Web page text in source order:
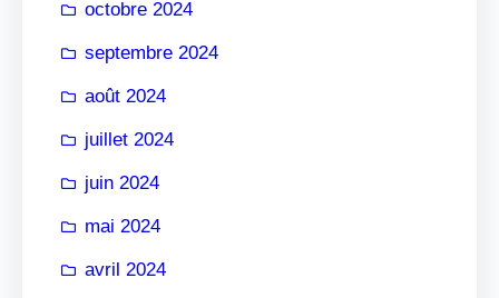
octobre 2024
septembre 2024
août 2024
juillet 2024
juin 2024
mai 2024
avril 2024